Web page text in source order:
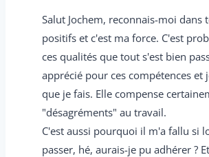
Salut Jochem, reconnais-moi dans
positifs et c'est ma force. C'est
ces qualités que tout s'est bien
apprécié pour ces compétences et
que je fais. Elle compense
"désagréments" au travail.
C'est aussi pourquoi il m'a fallu si
passer, hé, aurais-je pu adhérer ?